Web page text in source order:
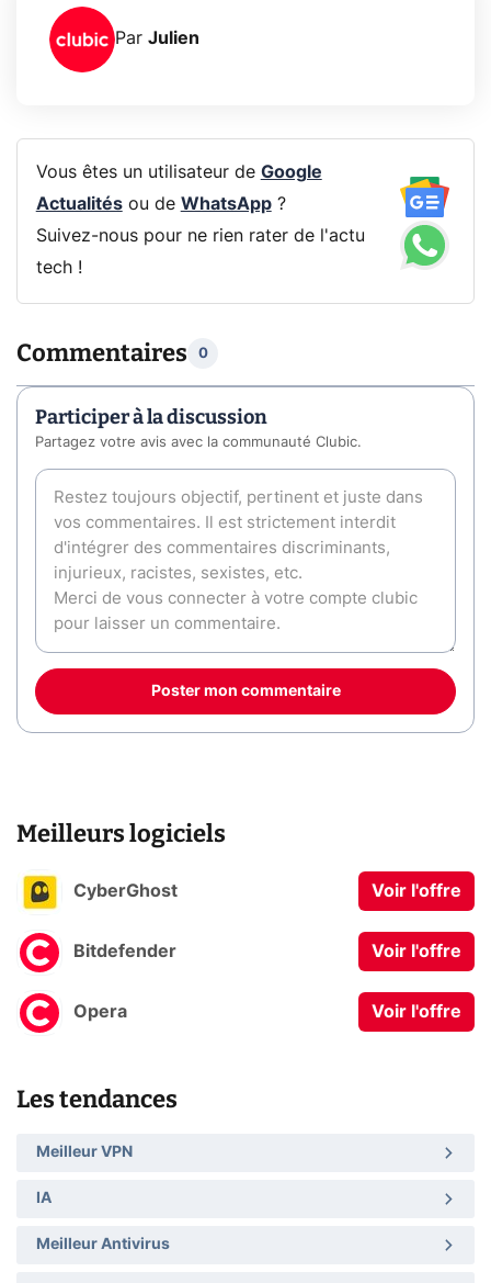
Par Julien
Vous êtes un utilisateur de Google
Actualitésou de WhatsApp?
Suivez-nous pour ne rien rater de l'actu
tech !
Commentaires 0
Participer à la discussion
Partagez votre avis avec la communauté Clubic.
Poster mon commentaire
Meilleurs logiciels
CyberGhost Voir l'offre
Bitdefender Voir l'offre
Opera Voir l'offre
Les tendances
Meilleur VPN
IA
Meilleur Antivirus